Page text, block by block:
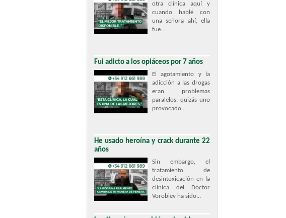
otra clínica aquí y
cuando hablé con
una señora ahí, ella
fue...
Fui adicto a los opiáceos por 7 años
El agotamiento y la
adicción a las drogas
eran problemas
paralelos, quizás uno
provocado...
He usado heroína y crack durante 22
años
Sin embargo, el
tratamiento de
desintoxicación en la
clínica del Doctor
Vorobiev ha sido...